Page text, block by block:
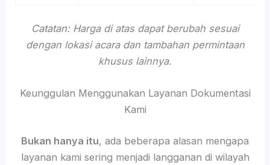
Catatan: Harga di atas dapat berubah sesuai
dengan lokasi acara dan tambahan permintaan
khusus lainnya.
Keunggulan Menggunakan Layanan Dokumentasi
Kami
Bukan hanya itu, ada beberapa alasan mengapa
layanan kami sering menjadi langganan di wilayah